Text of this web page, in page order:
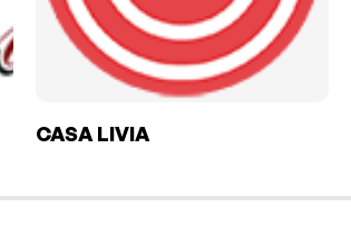
CASA LIVIA